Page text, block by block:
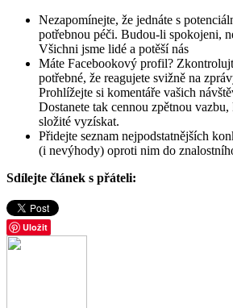
Nezapomínejte, že jednáte s
potřebnou péči. Budou-li spokojeni,
Všichni jsme lidé a potěší nás
Máte Facebookový profil?
potřebné, že reagujete svižně na
Prohlížejte si komentáře vašich
Dostanete tak cennou zpětnou
složité vyzískat.
Přidejte seznam nejpodstatnějších
(i nevýhody) oproti nim do
Sdílejte článek s přáteli:
Uložit